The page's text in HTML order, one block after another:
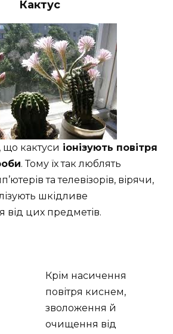
Кактус
що кактуси іонізують повітря
. Тому їх так люблять
та телевізорів, вірячи,
шкідливе
цих предметів.
Крім насичення
повітря киснем,
зволоження й
очищення від